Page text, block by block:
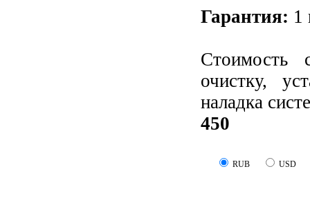
Гарантия: 1
Стоимость
очистку,
наладка
450
RUB USD